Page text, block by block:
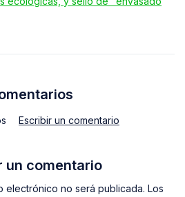
Escribir un comentario
un comentario
electrónico no será publicada. Los